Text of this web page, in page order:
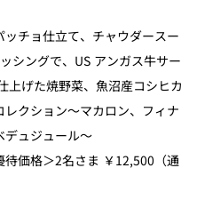
チョ仕立て、チャウダースー
シングで、US アンガス牛サー
上げた焼野菜、魚沼産コシヒカ
クション～マカロン、フィナ
デュジュール～
価格＞2名さま ￥12,500（通